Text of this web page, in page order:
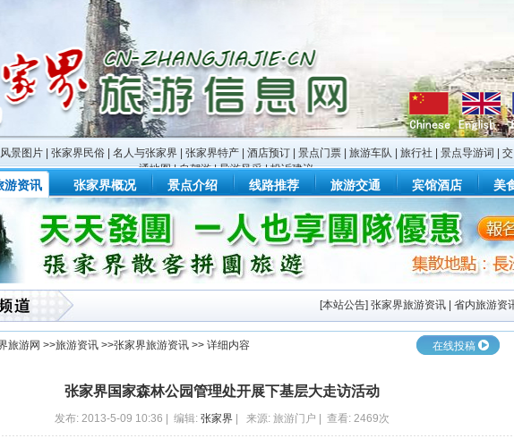
风景图片 张家界民俗 名人与张家界 张家界特产 酒店预订 景点门票 旅游车队 旅行社 景点导游词
交
通地图|自驾游|导游风采|投诉建议
游资讯 张家界概况 景点介绍 线路推荐 旅游交通 宾馆酒店 美
[本站公告] 张家界旅游资讯 省内旅游资
旅游网 >>旅游资讯 >>张家界旅游资讯 >> 详细内容 在线投稿
张家界国家森林公园管理处开展下基层大走访活动
发布: 2013-5-09 10:36 | 编辑: 张家界 | 来源: 旅游门户 | 查看: 2469次